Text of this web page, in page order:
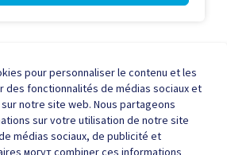
FAQ Nous joindre
pour personnaliser le contenu et les
des fonctionnalités de médias sociaux et
notre site web. Nous partageons
sur votre utilisation de notre site
médias sociaux, de publicité et
могут combiner ces informations